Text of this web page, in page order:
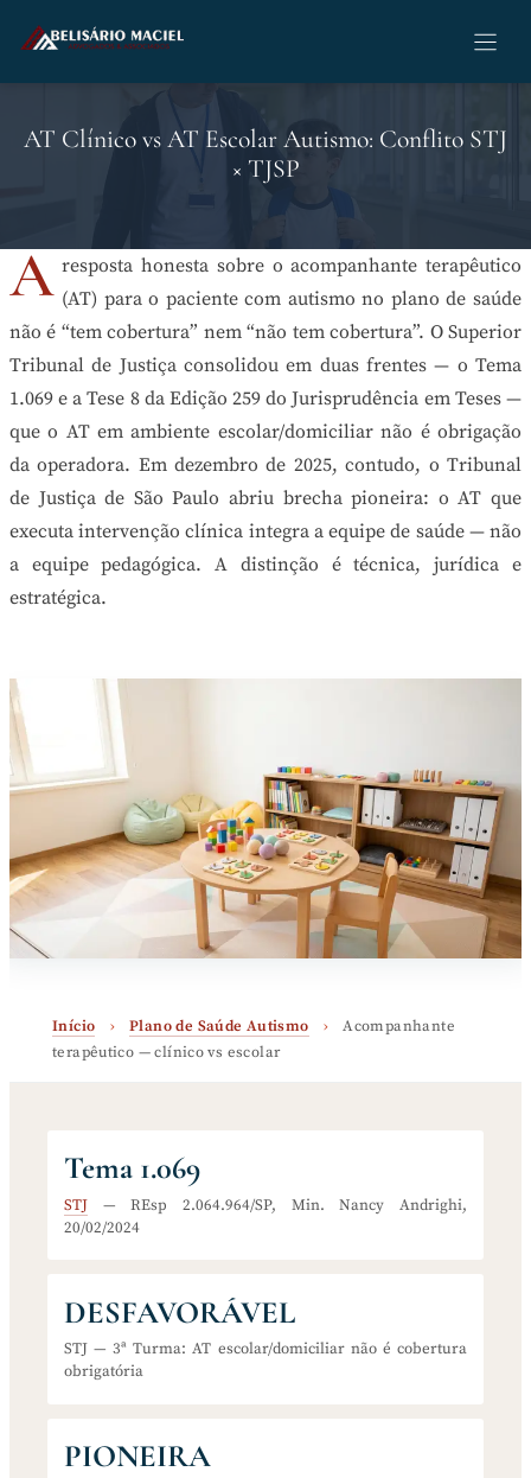
para
o
conteúdo
AT Clínico vs AT Escolar Autismo: Conflito STJ
× TJSP
A resposta honesta sobre o acompanhante terapêutico
(AT) para o paciente com autismo no plano de saúde
não é “tem cobertura” nem “não tem cobertura”. O Superior
Tribunal de Justiça consolidou em duas frentes — o Tema
1.069 e a Tese 8 da Edição 259 do Jurisprudência em Teses —
que o AT em ambiente escolar/domiciliar não é obrigação
da operadora. Em dezembro de 2025, contudo, o Tribunal
de Justiça de São Paulo abriu brecha pioneira: o AT que
executa intervenção clínica integra a equipe de saúde — não
a equipe pedagógica. A distinção é técnica, jurídica e
estratégica.
Início › Plano de Saúde Autismo ›
Acompanhante
terapêutico — clínico vs escolar
Tema 1.069
STJ — REsp 2.064.964/SP, Min. Nancy Andrighi,
20/02/2024
DESFAVORÁVEL
STJ — 3ª Turma: AT escolar/domiciliar não é cobertura
obrigatória
PIONEIRA